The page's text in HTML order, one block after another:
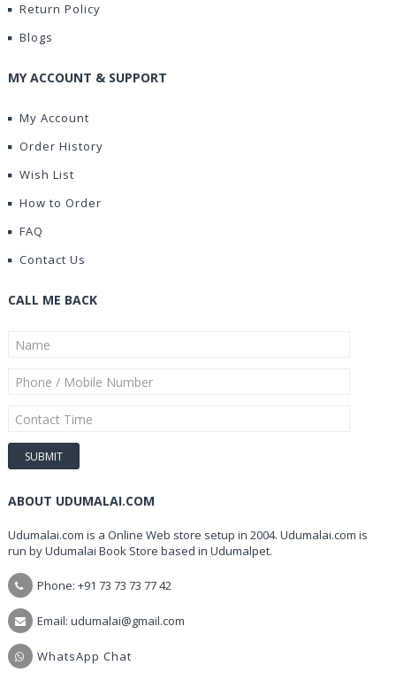
Return Policy
Blogs
MY ACCOUNT & SUPPORT
My Account
Order History
Wish List
How to Order
FAQ
Contact Us
CALL ME BACK
ABOUT UDUMALAI.COM
Udumalai.com is a Online Web store setup in 2004. Udumalai.com is
run by Udumalai Book Store based in Udumalpet.
Phone: +91 73 73 73 77 42
Email: udumalai@gmail.com
WhatsApp Chat